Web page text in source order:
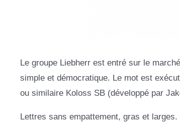
Le groupe Liebherr est entré sur le
simple et démocratique. Le mot est
ou similaire Koloss SB (développé par
Lettres sans empattement, gras et